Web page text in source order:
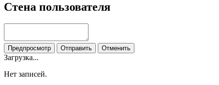
Стена пользователя
Предпросмотр Отправить Отменить
Загрузка...
Нет записей.